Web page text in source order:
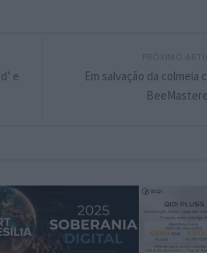
Em salvação da colmeia
e